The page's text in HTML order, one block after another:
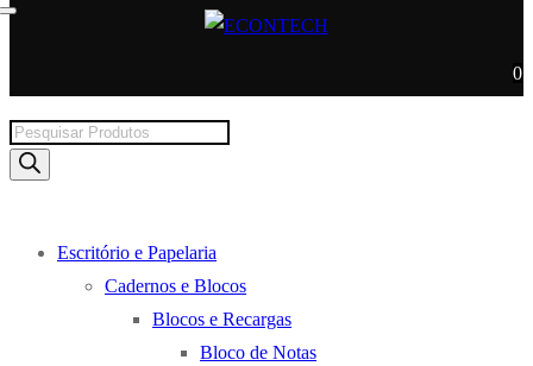
0
Products
search
Escritório e Papelaria
Cadernos e Blocos
Blocos e Recargas
Bloco de Notas